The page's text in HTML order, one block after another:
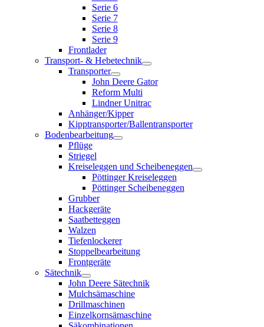
Serie 6
Serie 7
Serie 8
Serie 9
Frontlader
Transport- & Hebetechnik
Transporter
John Deere Gator
Reform Multi
Lindner Unitrac
Anhänger/Kipper
Kipptransporter/Ballentransporter
Bodenbearbeitung
Pflüge
Striegel
Kreiseleggen und Scheibeneggen
Pöttinger Kreiseleggen
Pöttinger Scheibeneggen
Grubber
Hackgeräte
Saatbetteggen
Walzen
Tiefenlockerer
Stoppelbearbeitung
Frontgeräte
Sätechnik
John Deere Sätechnik
Mulchsämaschine
Drillmaschinen
Einzelkornsämaschine